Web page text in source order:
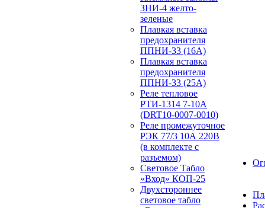
ЗНИ-4 желто-
зеленые
Плавкая вставка
предохранителя
ППНИ-33 (16А)
Плавкая вставка
предохранителя
ППНИ-33 (25А)
Реле тепловое
РТИ-1314 7-10А
(DRT10-0007-0010)
Реле промежуточное
РЭК 77/3 10А 220В
(в комплекте с
разъемом)
Световое Табло
«Вход» КОП-25
Двухстороннее
световое табло